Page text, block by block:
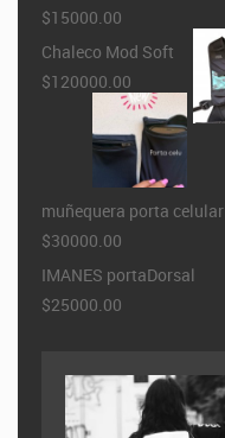
$15000.00
Chaleco Mod Soft
$120000.00
muñequera porta celular
$30000.00
IMANES portaDorsal
$25000.00